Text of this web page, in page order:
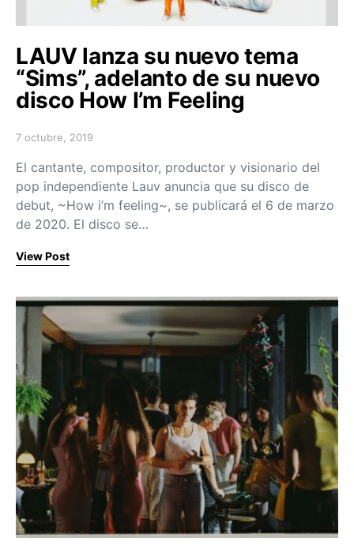
LAUV lanza su nuevo tema
“Sims”, adelanto de su nuevo
disco How I’m Feeling
Posted on
7 octubre, 2019
El cantante, compositor, productor y visionario del
pop independiente Lauv anuncia que su disco de
debut, ~How i’m feeling~, se publicará el 6 de marzo
de 2020. El disco se…
View Post